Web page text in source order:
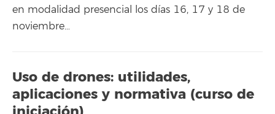
en modalidad presencial los días 16, 17 y 18 de
noviembre…
Uso de drones: utilidades,
aplicaciones y normativa (curso de